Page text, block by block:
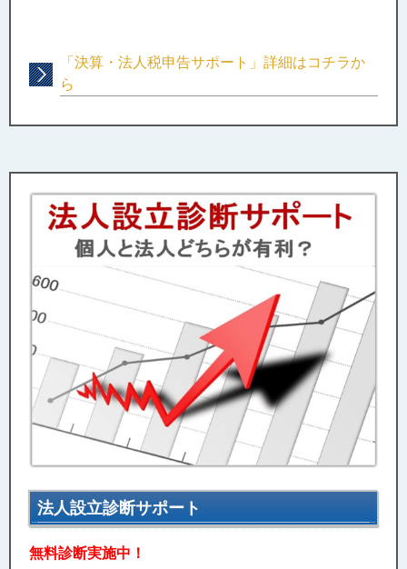
「決算・法人税申告サポート」詳細はコチラか
ら
法人設立診断サポート
無料診断実施中！